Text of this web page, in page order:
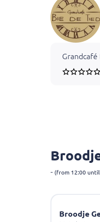
- (from 12:00
Broodje